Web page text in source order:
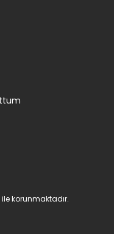
ile korunmaktadır.